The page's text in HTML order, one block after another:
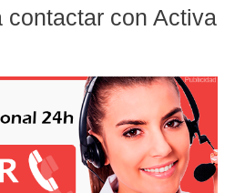
contactar con Activa